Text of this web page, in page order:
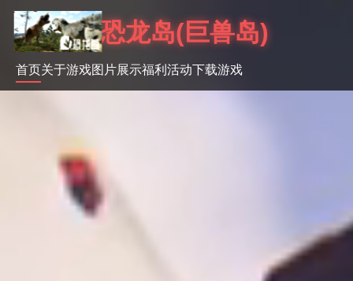
恐龙岛(巨兽岛)
首页关于游戏图片展示福利活动下载游戏